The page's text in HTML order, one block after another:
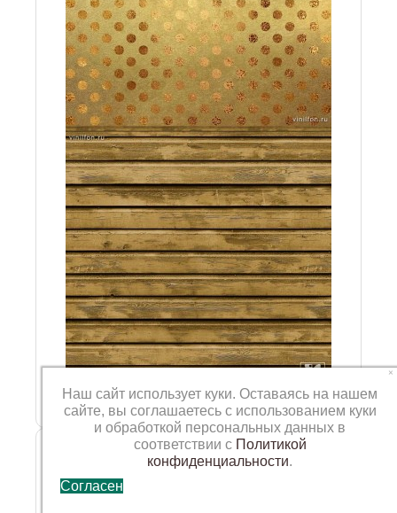
Фотофон VN-SP-102
×
Наш сайт использует куки. Оставаясь на нашем
сайте, вы соглашаетесь с использованием куки
и обработкой персональных данных в
соответствии с Политикой
конфиденциальности.
Согласен